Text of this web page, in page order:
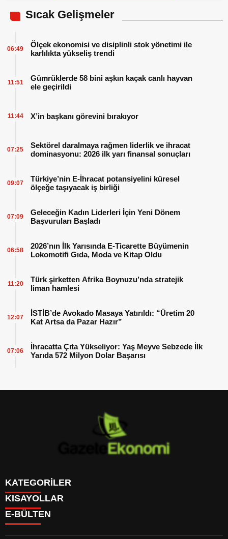
Sıcak Gelişmeler
Ölçek ekonomisi ve disiplinli stok yönetimi ile
karlılıkta yükseliş trendi
06:49
Gümrüklerde 58 bini aşkın kaçak canlı hayvan
ele geçirildi
11:51
X’in başkanı görevini bırakıyor
11:44
Sektörel daralmaya rağmen liderlik ve ihracat
dominasyonu: 2026 ilk yarı finansal sonuçları
07:25
Türkiye’nin E-İhracat potansiyelini küresel
ölçeğe taşıyacak iş birliği
09:07
Geleceğin Kadın Liderleri İçin Yeni Dönem
Başvuruları Başladı
07:09
2026’nın İlk Yarısında E-Ticarette Büyümenin
Lokomotifi Gıda, Moda ve Kitap Oldu
06:58
Türk şirketten Afrika Boynuzu’nda stratejik
liman hamlesi
11:20
İSTİB’de Avokado Masaya Yatırıldı: “Üretim 20
Kat Artsa da Pazar Hazır”
12:07
İhracatta Çıta Yükseliyor: Yaş Meyve Sebzede İlk
Yarıda 572 Milyon Dolar Başarısı
07:06
KATEGORİLER
GÜNDEM
DÜNYA
SİYASET
KISAYOLLAR
BURÇLAR
E-BÜLTEN